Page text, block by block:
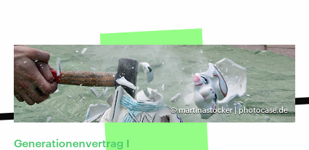
©martinastocker | photocase.de
​Generationenvertrag I